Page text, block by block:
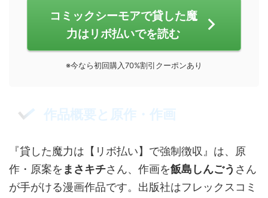
コミックシーモアで貸した魔
力はリボ払いでを読む
※今なら初回購入70%割引クーポンあり
作品概要と原作・作画
『貸した魔力は【リボ払い】で強制徴収』は、原
作・原案を まさキチさん、作画を飯島しんごう さん
が手がける漫画作品です。出版社はフレックスコミ